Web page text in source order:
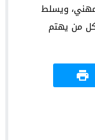
المهني، ويسلط
من يهتم